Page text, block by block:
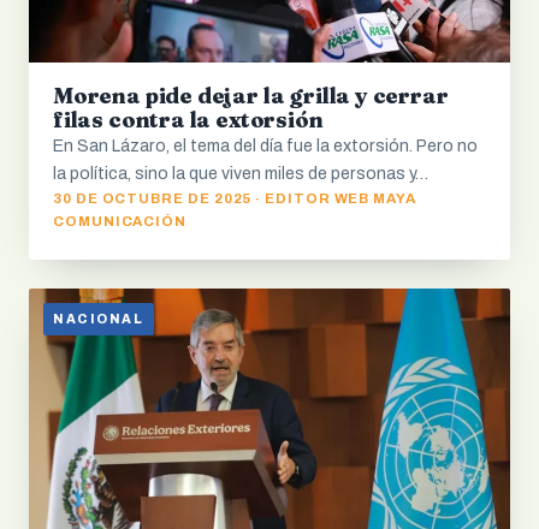
Morena pide dejar la grilla y cerrar
filas contra la extorsión
En San Lázaro, el tema del día fue la extorsión. Pero no
la política, sino la que viven miles de personas y…
30 DE OCTUBRE DE 2025 · EDITOR WEB MAYA
COMUNICACIÓN
NACIONAL